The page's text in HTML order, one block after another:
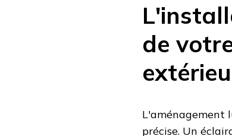
de
L'aménagement
précise. Un